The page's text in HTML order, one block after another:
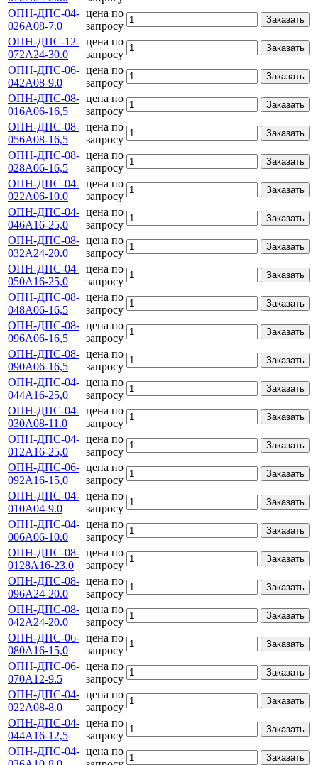
ОПН-ДПС-04-
026А08-7.0
цена по
запросу
Заказать
ОПН-ДПС-12-
072А24-30.0
цена по
запросу
Заказать
ОПН-ДПС-06-
042А08-9.0
цена по
запросу
Заказать
ОПН-ДПС-08-
016А06-16,5
цена по
запросу
Заказать
ОПН-ДПС-08-
056А08-16,5
цена по
запросу
Заказать
ОПН-ДПС-08-
028А06-16,5
цена по
запросу
Заказать
ОПН-ДПС-04-
022А06-10.0
цена по
запросу
Заказать
ОПН-ДПС-04-
046А16-25,0
цена по
запросу
Заказать
ОПН-ДПС-08-
032А24-20.0
цена по
запросу
Заказать
ОПН-ДПС-04-
050А16-25,0
цена по
запросу
Заказать
ОПН-ДПС-08-
048А06-16,5
цена по
запросу
Заказать
ОПН-ДПС-08-
096А06-16,5
цена по
запросу
Заказать
ОПН-ДПС-08-
090А06-16,5
цена по
запросу
Заказать
ОПН-ДПС-04-
044А16-25,0
цена по
запросу
Заказать
ОПН-ДПС-04-
030А08-11.0
цена по
запросу
Заказать
ОПН-ДПС-04-
012А16-25,0
цена по
запросу
Заказать
ОПН-ДПС-06-
092А16-15,0
цена по
запросу
Заказать
ОПН-ДПС-04-
010А04-9.0
цена по
запросу
Заказать
ОПН-ДПС-04-
006А06-10.0
цена по
запросу
Заказать
ОПН-ДПС-08-
0128А16-23.0
цена по
запросу
Заказать
ОПН-ДПС-08-
096А24-20.0
цена по
запросу
Заказать
ОПН-ДПС-08-
042А24-20.0
цена по
запросу
Заказать
ОПН-ДПС-06-
080А16-15,0
цена по
запросу
Заказать
ОПН-ДПС-06-
070А12-9.5
цена по
запросу
Заказать
ОПН-ДПС-04-
022А08-8.0
цена по
запросу
Заказать
ОПН-ДПС-04-
044А16-12,5
цена по
запросу
Заказать
ОПН-ДПС-04- цена по
Заказать